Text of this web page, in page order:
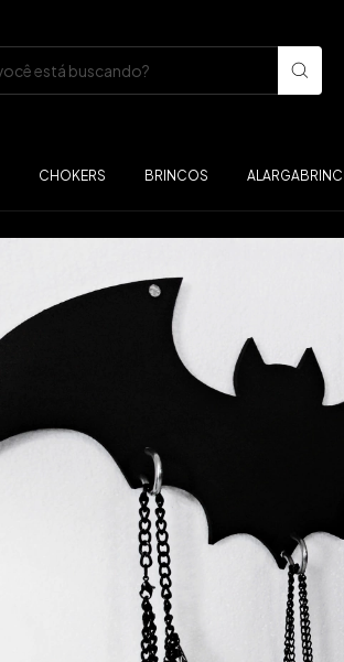
CHOKERS BRINCOS